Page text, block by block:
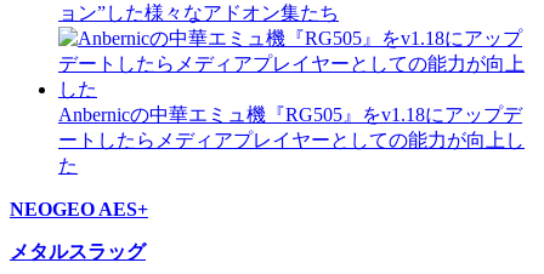
ョン”した様々なアドオン集たち
Anbernicの中華エミュ機『RG505』をv1.18にアップデ
ートしたらメディアプレイヤーとしての能力が向上し
た
NEOGEO AES+
メタルスラッグ